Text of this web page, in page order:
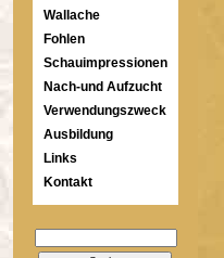
Wallache
Fohlen
Schauimpressionen
Nach-und Aufzucht
Verwendungszweck
Ausbildung
Links
Kontakt